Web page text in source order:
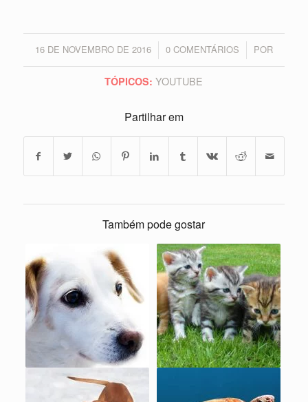
16 DE NOVEMBRO DE 2016
/ 0 COMENTÁRIOS
/ POR
TÓPICOS: YOUTUBE
Partilhar em
Também pode gostar